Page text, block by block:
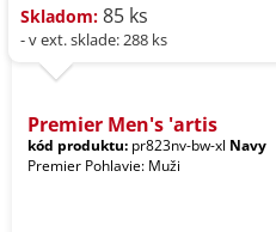
Skladom: 85 ks
- v ext. sklade: 288 ks
Premier Men's 'artis
kód produktu: pr823nv-bw-xl Navy
Premier Pohlavie: Muži